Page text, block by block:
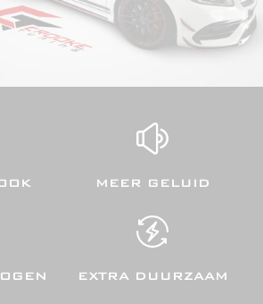
MEER GELUID
EXTRA DUURZAAM